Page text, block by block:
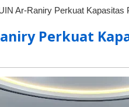
Ar-Raniry Perkuat Kapasitas
Perkuat